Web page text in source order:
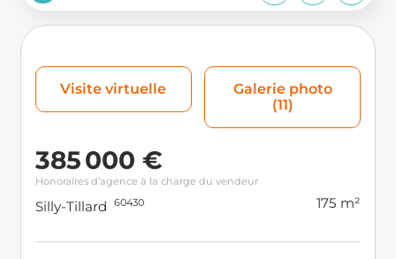
Visite virtuelle
Galerie photo
(11)
385 000 €
Honoraires d’agence à la charge du vendeur
Silly-Tillard 60430 175 m²